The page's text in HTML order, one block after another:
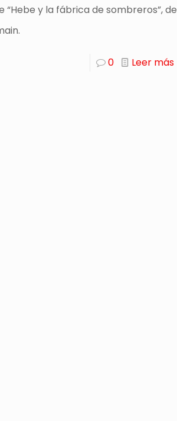
“Hebe y la fábrica de sombreros”, de
0 Leer más